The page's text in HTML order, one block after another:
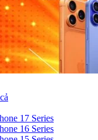
17 Series
16 Series